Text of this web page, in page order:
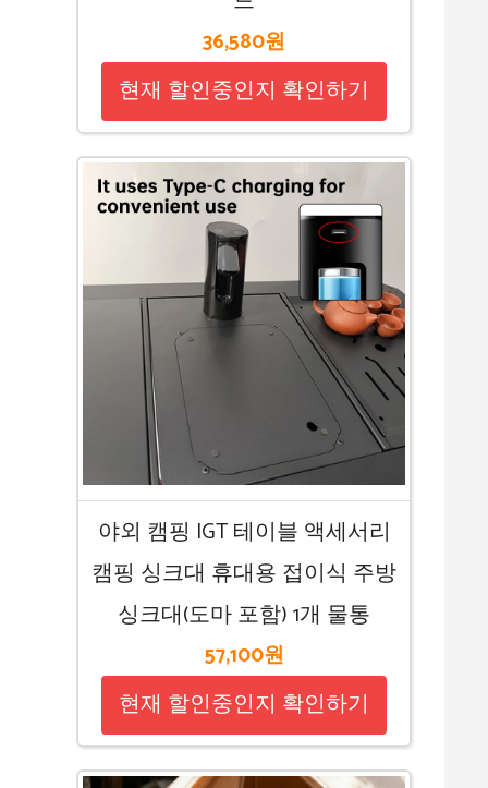
36,580원
현재 할인중인지 확인하기
야외 캠핑 IGT 테이블 액세서리
캠핑 싱크대 휴대용 접이식 주방
싱크대(도마 포함) 1개 물통
57,100원
현재 할인중인지 확인하기